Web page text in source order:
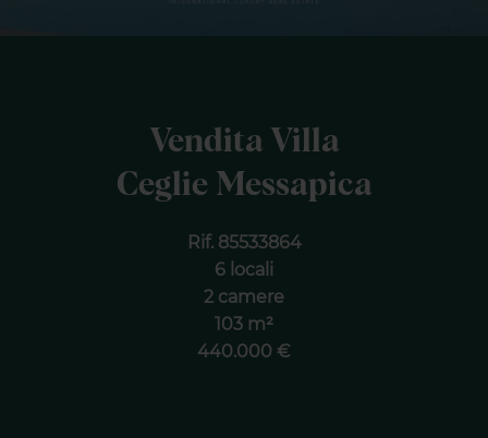
Vendita Villa
Ceglie Messapica
Rif. 85533864
6 locali
2 camere
103 m²
440.000 €